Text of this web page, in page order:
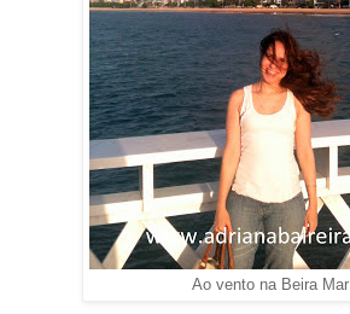
Ao vento na Beira Mar